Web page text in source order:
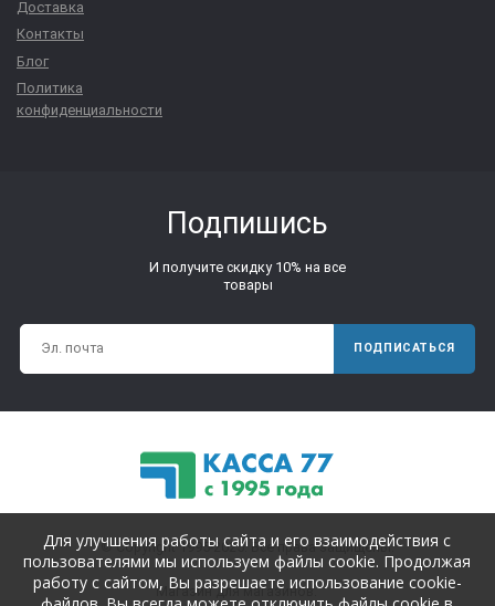
Доставка
Контакты
Блог
Политика
конфиденциальности
Подпишись
И получите скидку 10% на все
товары
ПОДПИСАТЬСЯ
© Copyright 1995-2025. Все права защищены.
Магазин для магазинов.
Для улучшения работы сайта и его взаимодействия с
пользователями мы используем файлы cookie. Продолжая
работу с сайтом, Вы разрешаете использование cookie-